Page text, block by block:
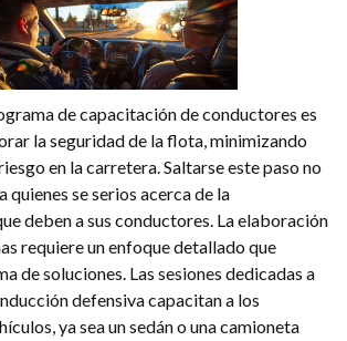
de capacitación de conductores es
la seguridad de la flota, minimizando
en la carretera. Saltarse este paso no
quienes se serios acerca de la
deben a sus conductores. La elaboración
requiere un enfoque detallado que
de soluciones. Las sesiones dedicadas a
defensiva capacitan a los
ya sea un sedán o una camioneta